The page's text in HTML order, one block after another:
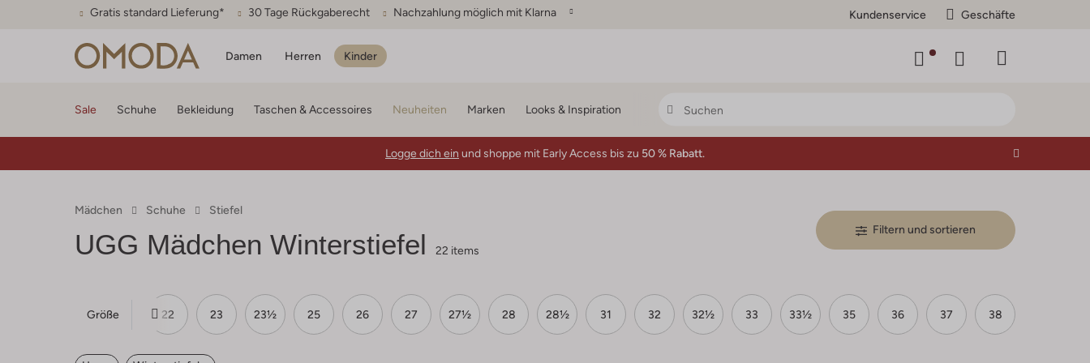
Gratis standard Lieferung* 30 Tage Rückgaberecht Nachzahlung möglich mit Klarna Kundenservice Geschäfte
Damen Herren Kinder
Sale Schuhe Bekleidung Taschen & Accessoires Neuheiten Marken Looks & Inspiration
Logge dich ein und shoppe mit Early Access bis zu 50 % Rabatt.
Mädchen Schuhe Stiefel
UGG Mädchen Winterstiefel 22 items
Filtern und sortieren
Größe
16 22 23 23½ 25 26 27 27½ 28 28½ 31 32 32½ 33 33½ 35 36 37 38